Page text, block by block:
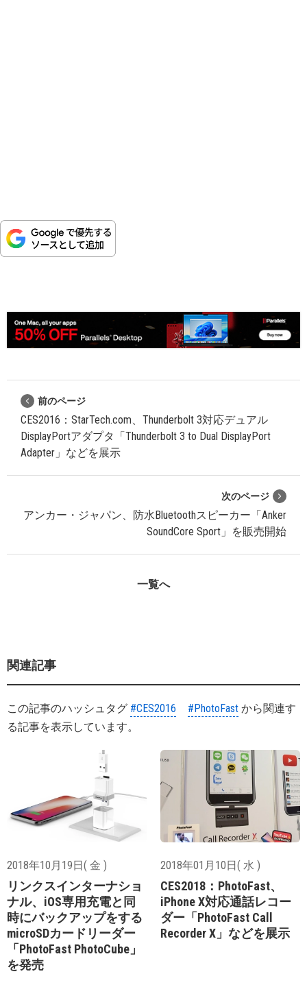
前のページ
CES2016：StarTech.com、Thunderbolt 3対応デュアル
DisplayPortアダプタ「Thunderbolt 3 to Dual DisplayPort
Adapter」などを展示
次のページ
アンカー・ジャパン、防水Bluetoothスピーカー「Anker
SoundCore Sport」を販売開始
一覧へ
関連記事
この記事のハッシュタグ #CES2016 #PhotoFast から関連す
る記事を表示しています。
2018年10月19日( 金 )
リンクスインターナショ
ナル、iOS専用充電と同
時にバックアップをする
microSDカードリーダー
「PhotoFast PhotoCube」
を発売
2018年01月10日( 水 )
CES2018：PhotoFast、
iPhone X対応通話レコー
ダー「PhotoFast Call
Recorder X」などを展示